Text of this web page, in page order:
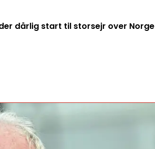
dårlig start til storsejr over Norge